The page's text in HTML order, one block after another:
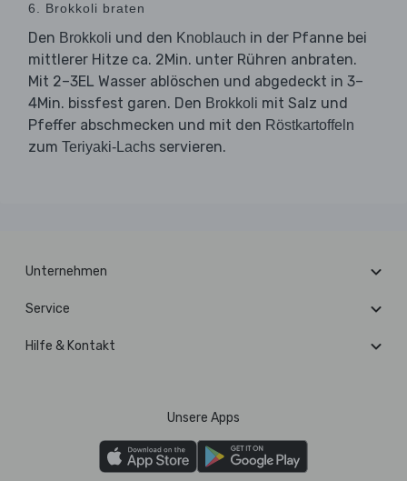
6. Brokkoli braten
Den Brokkoli und den Knoblauch in der Pfanne bei
mittlerer Hitze ca. 2Min. unter Rühren anbraten.
Mit 2–3EL Wasser ablöschen und abgedeckt in 3–
4Min. bissfest garen. Den Brokkoli mit Salz und
Pfeffer abschmecken und mit den Röstkartoffeln
zum Teriyaki-Lachs servieren.
Unternehmen
Service
Hilfe & Kontakt
Unsere Apps